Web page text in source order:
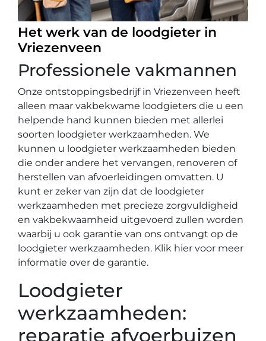
Het werk van de loodgieter in
Vriezenveen
Professionele vakmannen
Onze ontstoppingsbedrijf in Vriezenveen heeft
alleen maar vakbekwame loodgieters die u een
helpende hand kunnen bieden met allerlei
soorten loodgieter werkzaamheden. We
kunnen u loodgieter werkzaamheden bieden
die onder andere het vervangen, renoveren of
herstellen van afvoerleidingen omvatten. U
kunt er zeker van zijn dat de loodgieter
werkzaamheden met precieze zorgvuldigheid
en vakbekwaamheid uitgevoerd zullen worden
waarbij u ook garantie van ons ontvangt op de
loodgieter werkzaamheden. Klik hier voor meer
informatie over de garantie.
Loodgieter
werkzaamheden:
reparatie afvoerbuizen